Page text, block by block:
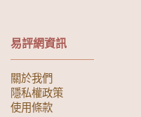
易評網資訊
關於我們
隱私權政策
使用條款